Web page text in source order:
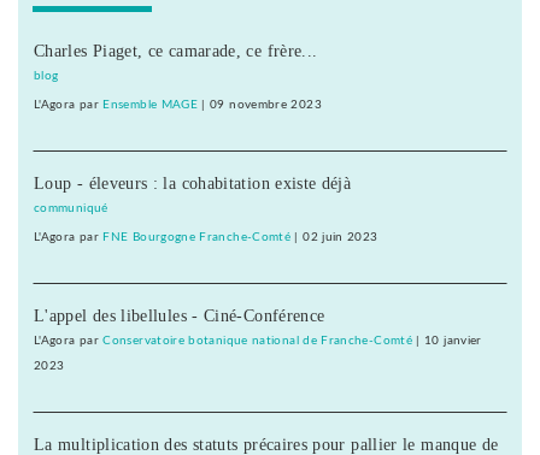
Charles Piaget, ce camarade, ce frère...
blog
L'Agora par Ensemble MAGE |09 novembre 2023
Loup - éleveurs : la cohabitation existe déjà
communiqué
L'Agora par FNE Bourgogne Franche-Comté |02 juin 2023
L'appel des libellules - Ciné-Conférence
L'Agora parConservatoire botanique national de Franche-Comté| 10 janvier
2023
La multiplication des statuts précaires pour pallier le manque de